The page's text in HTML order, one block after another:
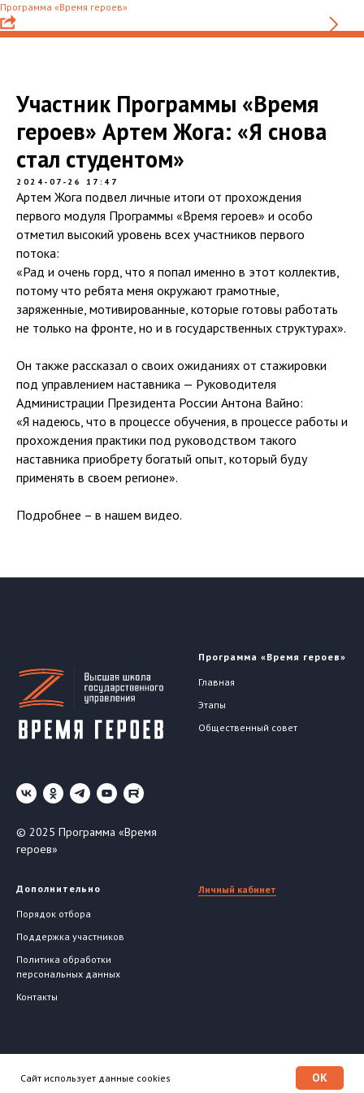
Программа «Время героев»
Участник Программы «Время
героев» Артем Жога: «Я снова
стал студентом»
2024-07-26 17:47
Артем Жога подвел личные итоги от прохождения
первого модуля Программы «Время героев» и особо
отметил высокий уровень всех участников первого
потока:
«Рад и очень горд, что я попал именно в этот коллектив,
потому что ребята меня окружают грамотные,
заряженные, мотивированные, которые готовы работать
не только на фронте, но и в государственных структурах».
Он также рассказал о своих ожиданиях от стажировки
под управлением наставника — Руководителя
Администрации Президента России Антона Вайно:
«Я надеюсь, что в процессе обучения, в процессе работы и
прохождения практики под руководством такого
наставника приобрету богатый опыт, который буду
применять в своем регионе».
Подробнее – в нашем видео.
© 2025 Программа «Время
героев»
Программа «Время героев»
Главная
Этапы
Общественный совет
Дополнительно
Порядок отбора
Поддержка участников
Политика обработки
персональных данных
Контакты
Личный кабинет
Сайт использует данные cookies OK